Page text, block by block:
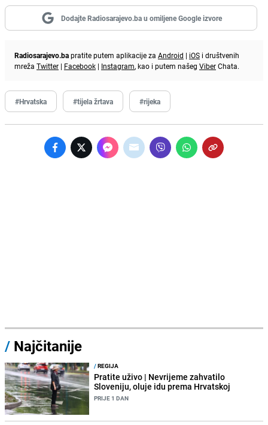
Dodajte Radiosarajevo.ba u omiljene Google izvore
Radiosarajevo.bapratite putem aplikacije za Android | iOS i društvenih
mreža Twitter | Facebook | Instagram, kao i putem našeg ViberChata.
#Hrvatska #tijela žrtava #rijeka
/ Najčitanije
/REGIJA
Pratite uživo | Nevrijeme zahvatilo
Sloveniju, oluje idu prema Hrvatskoj
PRIJE 1 DAN